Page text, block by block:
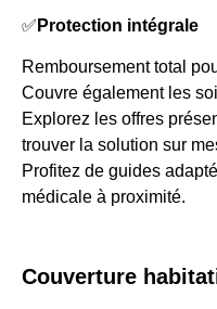
✅ Protection intégrale
Remboursement total
Couvre également les
Explorez les offres
trouver la solution sur
Profitez de guides
médicale à proximité.
Couverture